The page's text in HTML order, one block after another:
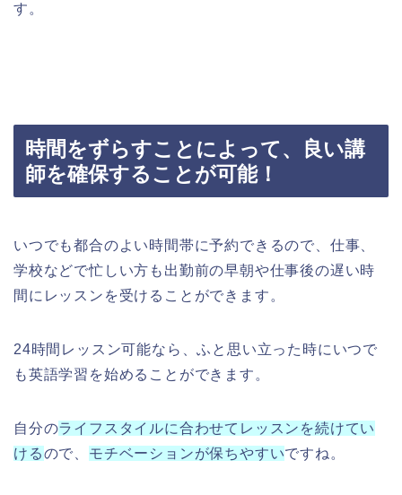
す。
時間をずらすことによって、良い講
師を確保することが可能！
いつでも都合のよい時間帯に予約できるので、仕事、
学校などで忙しい方も出勤前の早朝や仕事後の遅い時
間にレッスンを受けることができます。
24時間レッスン可能なら、ふと思い立った時にいつで
も英語学習を始めることができます。
自分のライフスタイルに合わせてレッスンを続けてい
けるので、 モチベーションが保ちやすいですね。